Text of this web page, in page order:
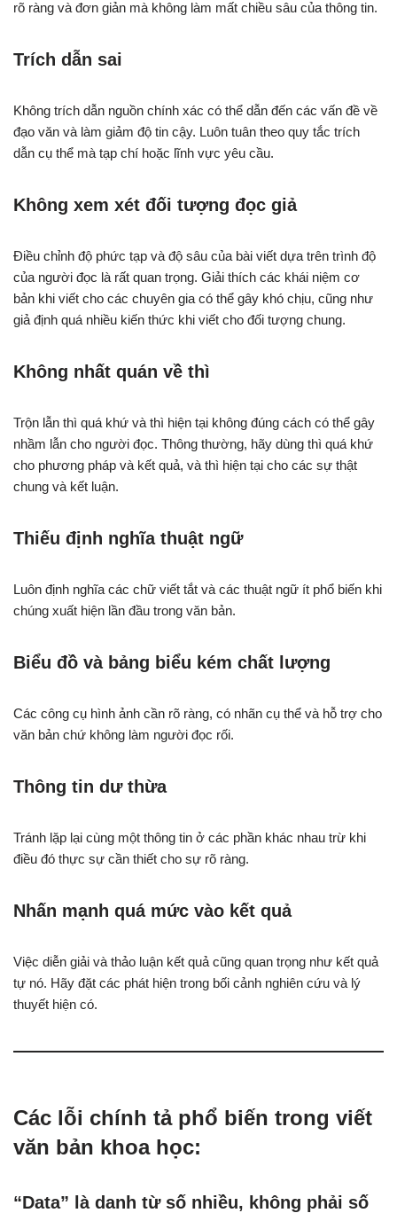
rõ ràng và đơn giản mà không làm mất chiều sâu của thông tin.
Trích dẫn sai
Không trích dẫn nguồn chính xác có thể dẫn đến các vấn đề về
đạo văn và làm giảm độ tin cậy. Luôn tuân theo quy tắc trích
dẫn cụ thể mà tạp chí hoặc lĩnh vực yêu cầu.
Không xem xét đối tượng đọc giả
Điều chỉnh độ phức tạp và độ sâu của bài viết dựa trên trình độ
của người đọc là rất quan trọng. Giải thích các khái niệm cơ
bản khi viết cho các chuyên gia có thể gây khó chịu, cũng như
giả định quá nhiều kiến thức khi viết cho đối tượng chung.
Không nhất quán về thì
Trộn lẫn thì quá khứ và thì hiện tại không đúng cách có thể gây
nhầm lẫn cho người đọc. Thông thường, hãy dùng thì quá khứ
cho phương pháp và kết quả, và thì hiện tại cho các sự thật
chung và kết luận.
Thiếu định nghĩa thuật ngữ
Luôn định nghĩa các chữ viết tắt và các thuật ngữ ít phổ biến khi
chúng xuất hiện lần đầu trong văn bản.
Biểu đồ và bảng biểu kém chất lượng
Các công cụ hình ảnh cần rõ ràng, có nhãn cụ thể và hỗ trợ cho
văn bản chứ không làm người đọc rối.
Thông tin dư thừa
Tránh lặp lại cùng một thông tin ở các phần khác nhau trừ khi
điều đó thực sự cần thiết cho sự rõ ràng.
Nhấn mạnh quá mức vào kết quả
Việc diễn giải và thảo luận kết quả cũng quan trọng như kết quả
tự nó. Hãy đặt các phát hiện trong bối cảnh nghiên cứu và lý
thuyết hiện có.
Các lỗi chính tả phổ biến trong viết
văn bản khoa học:
“Data” là danh từ số nhiều, không phải số